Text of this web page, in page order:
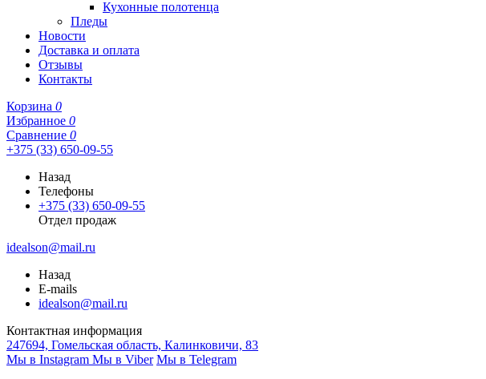
Кухонные полотенца
Пледы
Новости
Доставка и оплата
Отзывы
Контакты
Корзина 0
Избранное 0
Сравнение 0
+375 (33) 650-09-55
Назад
Телефоны
+375 (33) 650-09-55
Отдел продаж
idealson@mail.ru
Назад
E-mails
idealson@mail.ru
Контактная информация
247694, Гомельская область, Калинковичи, 83
Мы в Instagram Мы в Viber Мы в Telegram